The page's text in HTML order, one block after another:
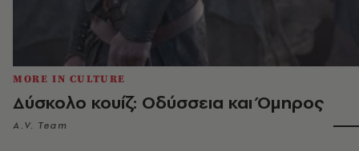
MORE IN CULTURE
Δύσκολο κουίζ: Οδύσσεια και Όμηρος
A.V. Team